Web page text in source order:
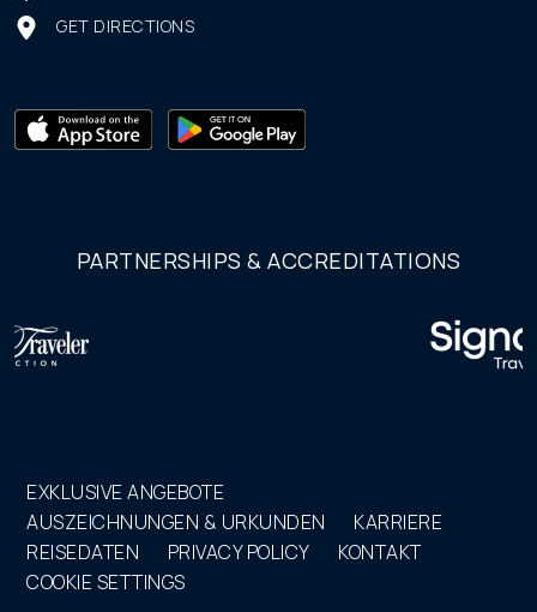
GET DIRECTIONS
PARTNERSHIPS & ACCREDITATIONS
EXKLUSIVE ANGEBOTE
AUSZEICHNUNGEN & URKUNDEN
KARRIERE
REISEDATEN
PRIVACY POLICY
KONTAKT
COOKIE SETTINGS